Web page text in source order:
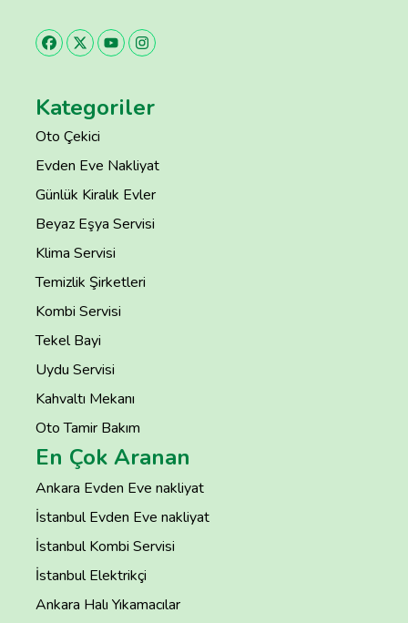
Kategoriler
Oto Çekici
Evden Eve Nakliyat
Günlük Kiralık Evler
Beyaz Eşya Servisi
Klima Servisi
Temizlik Şirketleri
Kombi Servisi
Tekel Bayi
Uydu Servisi
Kahvaltı Mekanı
Oto Tamir Bakım
En Çok Aranan
Ankara Evden Eve nakliyat
İstanbul Evden Eve nakliyat
İstanbul Kombi Servisi
İstanbul Elektrikçi
Ankara Halı Yıkamacılar